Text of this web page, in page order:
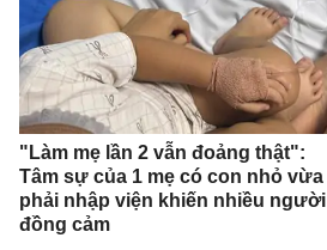
"Làm mẹ lần 2 vẫn đoảng thật":
Tâm sự của 1 mẹ có con nhỏ vừa
phải nhập viện khiến nhiều người
đồng cảm